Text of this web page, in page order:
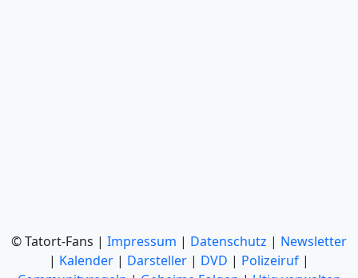
© Tatort-Fans | Impressum | Datenschutz | Newsletter
| Kalender | Darsteller | DVD | Polizeiruf |